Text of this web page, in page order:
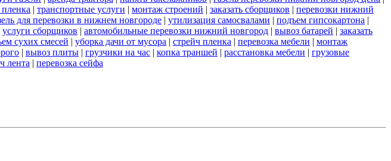
| транспортные услуги | монтаж строений | заказать сборщиков | перевозки нижний
для перевозки в нижнем новгороде | утилизация самосвалами | подъем гипсокартона |
услуги сборщиков | автомобильные перевозки нижний новгород | вывоз батарей | заказать
сухих смесей | уборка дачи от мусора | стрейч пленка | перевозка мебели | монтаж
| вывоз плиты | грузчики на час | копка траншей | расстановка мебели | грузовые
лента | перевозка сейфа